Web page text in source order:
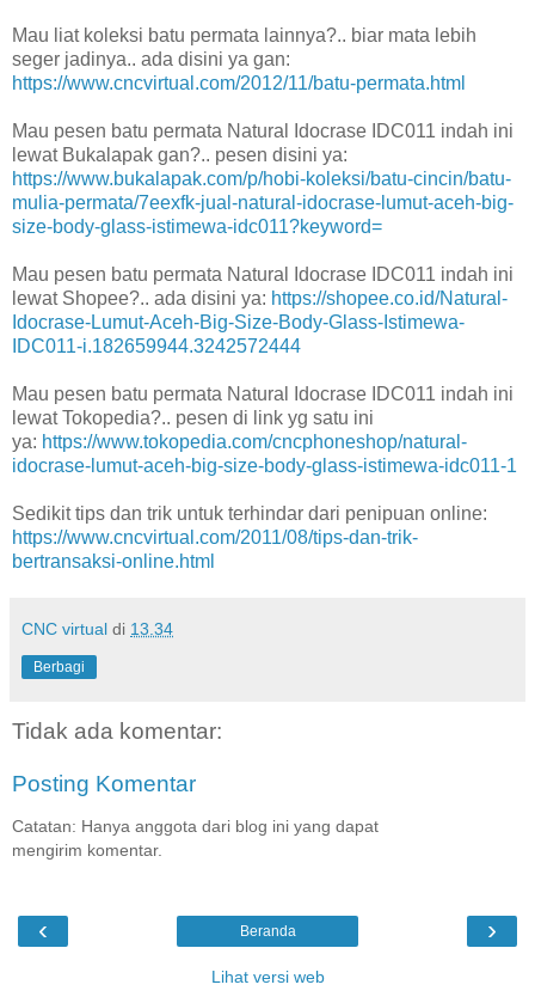
Mau liat koleksi batu permata lainnya?.. biar mata lebih
seger jadinya.. ada disini ya gan:
https://www.cncvirtual.com/2012/11/batu-permata.html
Mau pesen batu permata Natural Idocrase IDC011 indah ini
lewat Bukalapak gan?.. pesen disini ya:
https://www.bukalapak.com/p/hobi-koleksi/batu-cincin/batu-
mulia-permata/7eexfk-jual-natural-idocrase-lumut-aceh-big-
size-body-glass-istimewa-idc011?keyword=
Mau pesen batu permata Natural Idocrase IDC011 indah ini
lewat Shopee?.. ada disini ya: https://shopee.co.id/Natural-
Idocrase-Lumut-Aceh-Big-Size-Body-Glass-Istimewa-
IDC011-i.182659944.3242572444
Mau pesen batu permata Natural Idocrase IDC011 indah ini
lewat Tokopedia?.. pesen di link yg satu ini
ya: https://www.tokopedia.com/cncphoneshop/natural-
idocrase-lumut-aceh-big-size-body-glass-istimewa-idc011-1
Sedikit tips dan trik untuk terhindar dari penipuan online:
https://www.cncvirtual.com/2011/08/tips-dan-trik-
bertransaksi-online.html
CNC virtual di 13.34
Berbagi
Tidak ada komentar:
Posting Komentar
Catatan: Hanya anggota dari blog ini yang dapat
mengirim komentar.
‹ ›
Beranda
Lihat versi web